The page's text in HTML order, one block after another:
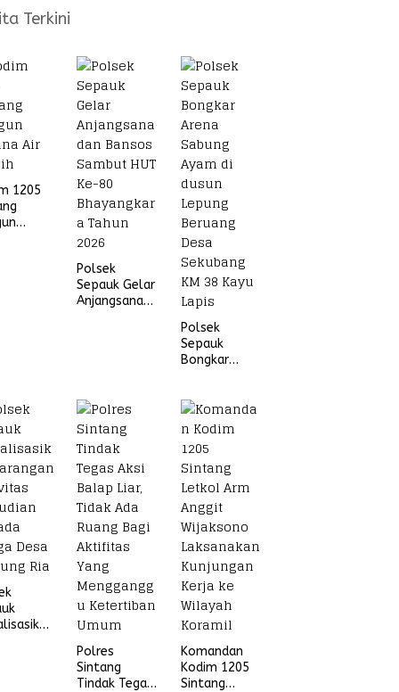
Terkini
1205
Polsek
Sepauk Gelar
Anjangsana
Polsek
Sepauk
Bongkar
dusun Lepung
Beruang Desa
38 Kayu Lapis
Polres
Sintang
Tindak Tegas
Komandan
Kodim 1205
Sintang